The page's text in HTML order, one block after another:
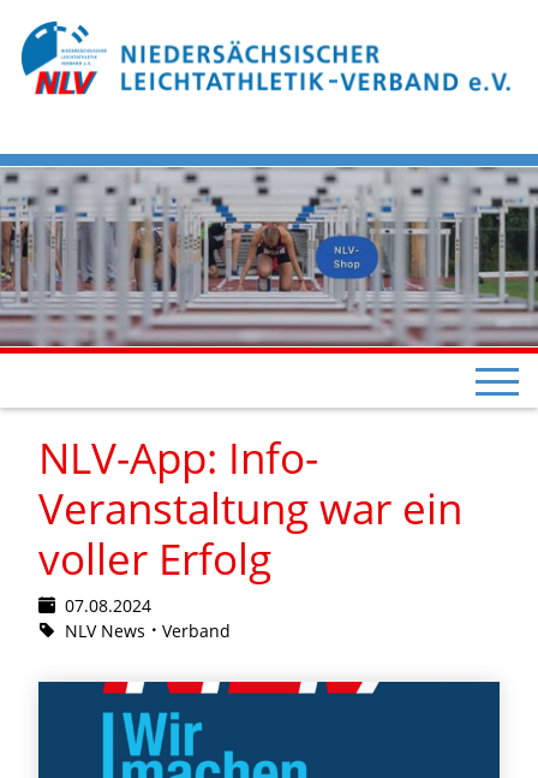
NLV-App: Info-
Veranstaltung war ein
voller Erfolg
07.08.2024
NLV News
Verband